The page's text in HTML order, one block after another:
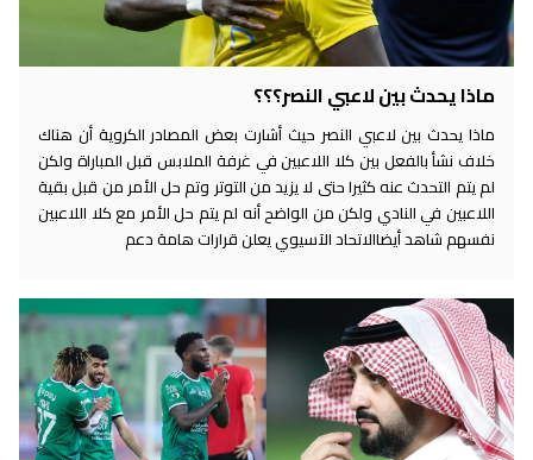
ماذا يحدث بين لاعبي النصر؟؟؟
ماذا يحدث بين لاعبي النصر حيث أشارت بعض المصادر الكروية أن هناك
خلاف نشأ بالفعل بين كلا اللاعبين في غرفة الملابس قبل المباراة ولكن
لم يتم التحدث عنه كثيرا حتى لا يزيد من التوتر وتم حل الأمر من قبل بقية
اللاعبين في النادي ولكن من الواضح أنه لم يتم حل الأمر مع كلا اللاعبين
نفسهم شاهد أيضاالاتحاد الآسيوي يعلن قرارات هامة دعم